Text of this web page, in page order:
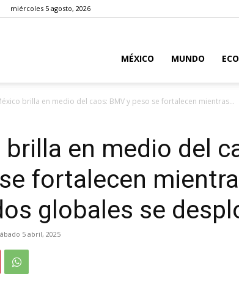
miércoles 5 agosto, 2026
MÉXICO MUNDO
brilla en medio del caos: BMV y peso se fortalecen mientras...
brilla en medio del
fortalecen
globales se
5 abril, 2025